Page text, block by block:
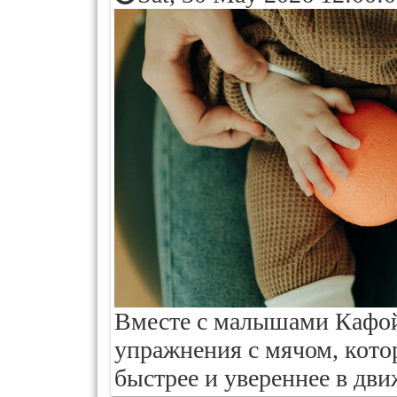
Вместе с малышами
упражнения с мячом,
быстрее и увереннее в